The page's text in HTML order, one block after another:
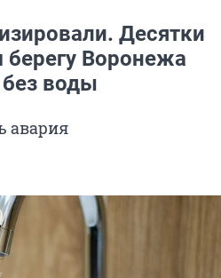
Десятки
Воронежа
воды
авария